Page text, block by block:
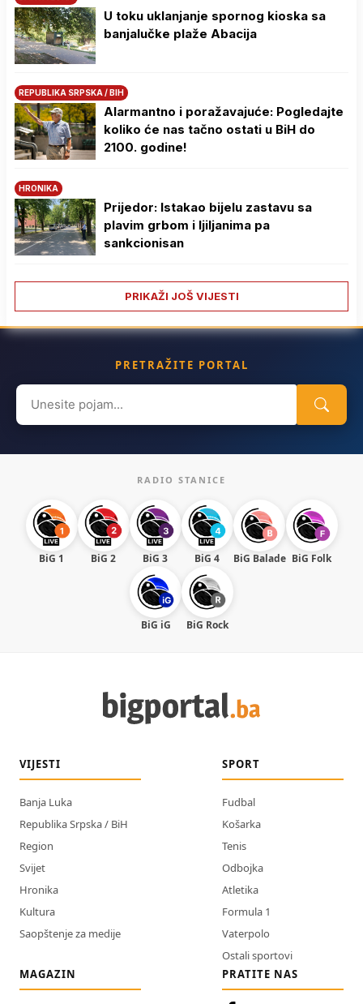
U toku uklanjanje spornog kioska sa
banjalučke plaže Abacija
REPUBLIKA SRPSKA / BIH
Alarmantno i poražavajuće: Pogledajte
koliko će nas tačno ostati u BiH do
2100. godine!
HRONIKA
Prijedor: Istakao bijelu zastavu sa
plavim grbom i ljiljanima pa
sankcionisan
PRIKAŽI JOŠ VIJESTI
PRETRAŽITE PORTAL
Search
for:
RADIO STANICE
BiG 1 BiG 2 BiG 3 BiG 4 BiG Balade BiG Folk
BiG iG BiG Rock
VIJESTI
Banja Luka
Republika Srpska / BiH
Region
Svijet
Hronika
Kultura
Saopštenje za medije
SPORT
Fudbal
Košarka
Tenis
Odbojka
Atletika
Formula 1
Vaterpolo
Ostali sportovi
MAGAZIN
PRATITE NAS